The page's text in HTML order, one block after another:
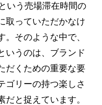
いう売場滞在時間の
取っていただかなけ
そのような中で、
いうのは、ブランド
だくための重要な要
ゴリーの持つ楽しさ
と捉えています。